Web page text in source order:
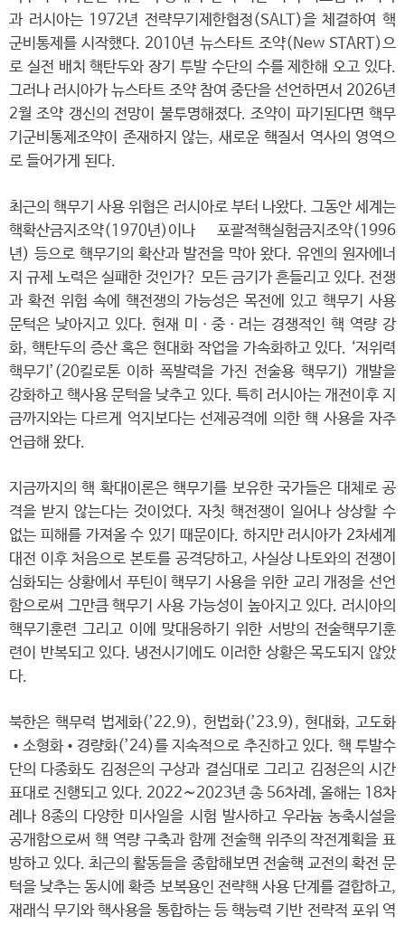
과 러시아는 1972년 전략무기제한협정(SALT)을 체결하여 핵
군비통제를 시작했다. 2010년 뉴스타트 조약(New START)으
로 실전 배치 핵탄두와 장기 투발 수단의 수를 제한해 오고 있다.
그러나 러시아가 뉴스타트 조약 참여 중단을 선언하면서 2026년
2월 조약 갱신의 전망이 불투명해졌다. 조약이 파기된다면 핵무
기군비통제조약이 존재하지 않는, 새로운 핵질서 역사의 영역으
로 들어가게 된다.
최근의 핵무기 사용 위협은 러시아로 부터 나왔다. 그동안 세계는
핵확산금지조약(1970년)이나 포괄적핵실험금지조약(1996
년) 등으로 핵무기의 확산과 발전을 막아 왔다. 유엔의 원자에너
지 규제 노력은 실패한 것인가? 모든 금기가 흔들리고 있다. 전쟁
과 확전 위험 속에 핵전쟁의 가능성은 목전에 있고 핵무기 사용
문턱은 낮아지고 있다. 현재 미ㆍ중ㆍ러는 경쟁적인 핵 역량 강
화, 핵탄두의 증산 혹은 현대화 작업을 가속화하고 있다. ‘저위력
핵무기’(20킬로톤 이하 폭발력을 가진 전술용 핵무기) 개발을
강화하고 핵사용 문턱을 낮추고 있다. 특히 러시아는 개전이후 지
금까지와는 다르게 억지보다는 선제공격에 의한 핵 사용을 자주
언급해 왔다.
지금까지의 핵 확대이론은 핵무기를 보유한 국가들은 대체로 공
격을 받지 않는다는 것이었다. 자칫 핵전쟁이 일어나 상상할 수
없는 피해를 가져올 수 있기 때문이다. 하지만 러시아가 2차세계
대전 이후 처음으로 본토를 공격당하고, 사실상 나토와의 전쟁이
심화되는 상황에서 푸틴이 핵무기 사용을 위한 교리 개정을 선언
함으로써 그만큼 핵무기 사용 가능성이 높아지고 있다. 러시아의
핵무기훈련 그리고 이에 맞대응하기 위한 서방의 전술핵무기훈
련이 반복되고 있다. 냉전시기에도 이러한 상황은 목도되지 않았
다.
북한은 핵무력 법제화(’22.9), 헌법화(’23.9), 현대화, 고도화
•소형화•경량화(’24)를 지속적으로 추진하고 있다. 핵 투발수
단의 다종화도 김정은의 구상과 결심대로 그리고 김정은의 시간
표대로 진행되고 있다. 2022∼2023년 총 56차례, 올해는 18차
례나 8종의 다양한 미사일을 시험 발사하고 우라늄 농축시설을
공개함으로써 핵 역량 구축과 함께 전술핵 위주의 작전계획을 표
방하고 있다. 최근의 활동들을 종합해보면 전술핵 교전의 확전 문
턱을 낮추는 동시에 확증 보복용인 전략핵 사용 단계를 결합하고,
재래식 무기와 핵사용을 통합하는 등 핵능력 기반 전략적 포위 역